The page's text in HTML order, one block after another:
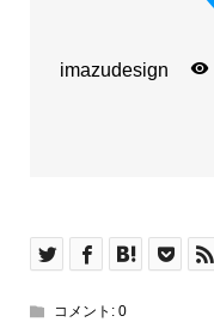
imazudesign
コメント: 0